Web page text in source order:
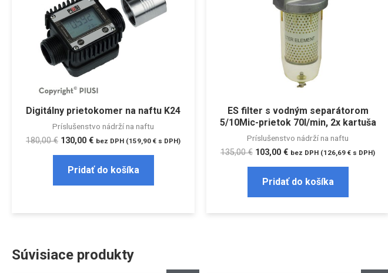
Digitálny prietokomer na naftu K24
Príslušenstvo nádrží na naftu
180,00€ 130,00 € bez DPH (159,90 € s DPH)
Pridať do košíka
ES filter s vodným separátorom
5/10Mic-prietok 70l/min, 2x kartuša
Príslušenstvo nádrží na naftu
135,00€ 103,00 € bez DPH (126,69 € s DPH)
Pridať do košíka
Súvisiace produkty